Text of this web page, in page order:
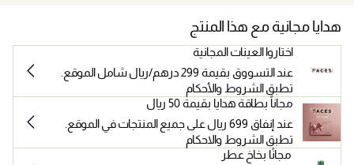
هدايا مجانية مع هذا المنتج
اختاروا العينات المجانية
عند التسووق بقيمة 299 درهم/ريال شامل الموقع.
تطبق الشروط والأحكام
مجاناً بطاقة هدايا بقيمة 50 ريال
عند إنفاق 699 ريال على جميع المنتجات في الموقع.
تطبق الشروط والاحكام
مجانًا بخاخ عطر